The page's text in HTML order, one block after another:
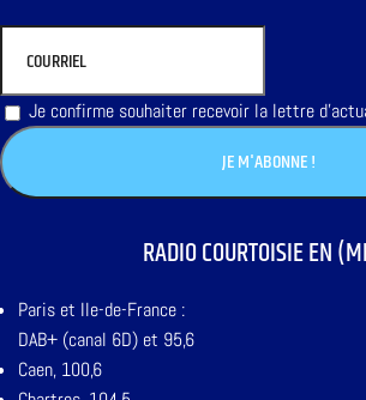
Je confirme souhaiter recevoir la lettre
RADIO COURTOISIE EN
Paris et Ile-de-France :
DAB+ (canal 6D) et 95,6
Caen, 100,6